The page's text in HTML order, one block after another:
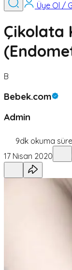
Üye Ol /
Çikolata
B
Bebek.com
Admin
9dk okuma
17 Nisan 2020